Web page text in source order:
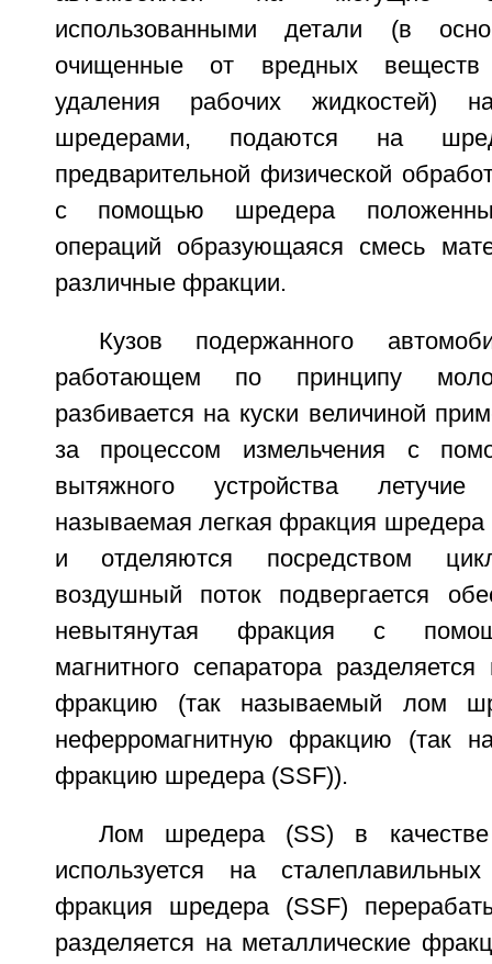
использованными детали (в
очищенные от вредных веществ
удаления рабочих жидкостей)
шредерами, подаются на
предварительной физической
с помощью шредера положенных
операций образующаяся смесь
различные фракции.
Кузов подержанного
работающем по принципу
разбивается на куски величиной
за процессом измельчения с
вытяжного устройства
называемая легкая фракция шредера
и отделяются посредством
воздушный поток подвергается
невытянутая фракция с
магнитного сепаратора
фракцию (так называемый лом
неферромагнитную фракцию (так
фракцию шредера (SSF)).
Лом шредера (SS) в качестве
используется на
фракция шредера (SSF)
разделяется на металлические